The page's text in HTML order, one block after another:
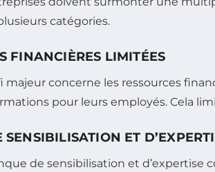
catégories.
FINANCIÈRES LIMITÉES
majeur concerne les ressources
pour leurs employés. Cela
ET
de sensibilisation et